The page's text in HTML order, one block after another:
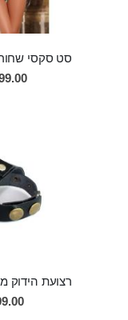
₪
₪